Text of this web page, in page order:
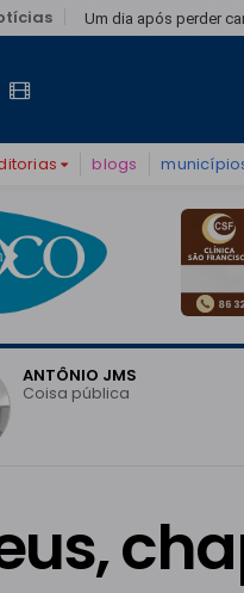
Um dia após perder
blogs
ANTÔNIO JMS
Coisa pública